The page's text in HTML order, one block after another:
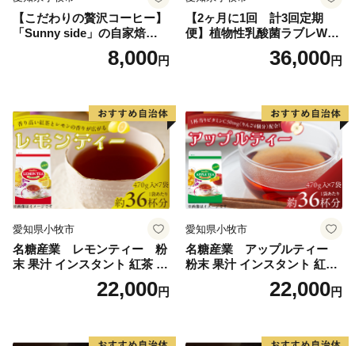
【こだわりの贅沢コーヒー】
「Sunny side」の自家焙煎珈
琲こまきブレンド（200g）
8,000円
【2ヶ月に1回 計3回定期
便】植物性乳酸菌ラブレW
プレーン36本（計108本）
36,000円
愛知県小牧市
名糖産業 レモンティー 粉
末 果汁 インスタント 紅茶 ビ
タミンC 袋 ロングセラー 粉
末飲料 粉末茶 簡単 手軽 ホッ
22,000円
愛知県小牧市
名糖産業 アップルティー
粉末 果汁 インスタント 紅茶
ティー ビタミンC 袋 ロング
セラー 粉末飲料 粉末茶 簡単
22,000円